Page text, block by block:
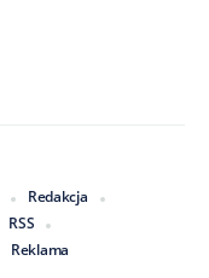
Redakcja
RSS
Reklama